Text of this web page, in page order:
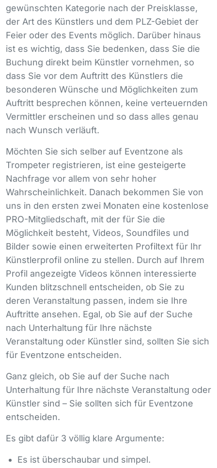
gewünschten Kategorie nach der Preisklasse,
der Art des Künstlers und dem PLZ-Gebiet der
Feier oder des Events möglich. Darüber hinaus
ist es wichtig, dass Sie bedenken, dass Sie die
Buchung direkt beim Künstler vornehmen, so
dass Sie vor dem Auftritt des Künstlers die
besonderen Wünsche und Möglichkeiten zum
Auftritt besprechen können, keine verteuernden
Vermittler erscheinen und so dass alles genau
nach Wunsch verläuft.
Möchten Sie sich selber auf Eventzone als
Trompeter registrieren, ist eine gesteigerte
Nachfrage vor allem von sehr hoher
Wahrscheinlichkeit. Danach bekommen Sie von
uns in den ersten zwei Monaten eine kostenlose
PRO-Mitgliedschaft, mit der für Sie die
Möglichkeit besteht, Videos, Soundfiles und
Bilder sowie einen erweiterten Profiltext für Ihr
Künstlerprofil online zu stellen. Durch auf Ihrem
Profil angezeigte Videos können interessierte
Kunden blitzschnell entscheiden, ob Sie zu
deren Veranstaltung passen, indem sie Ihre
Auftritte ansehen. Egal, ob Sie auf der Suche
nach Unterhaltung für Ihre nächste
Veranstaltung oder Künstler sind, sollten Sie sich
für Eventzone entscheiden.
Ganz gleich, ob Sie auf der Suche nach
Unterhaltung für Ihre nächste Veranstaltung oder
Künstler sind – Sie sollten sich für Eventzone
entscheiden.
Es gibt dafür 3 völlig klare Argumente:
Es ist überschaubar und simpel.